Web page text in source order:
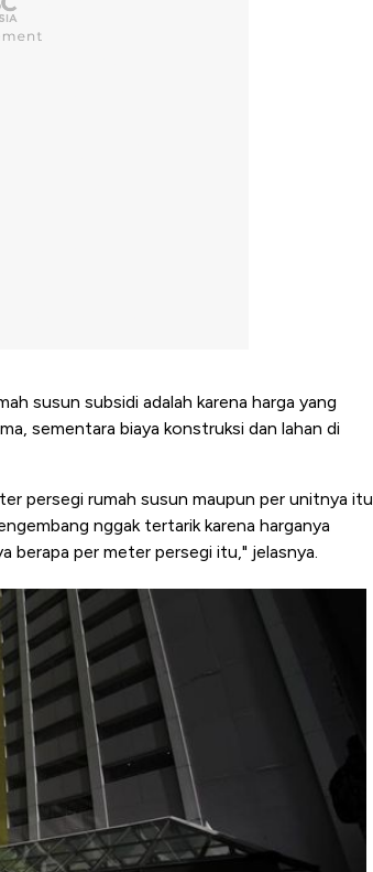
susun subsidi adalah karena harga yang
sementara biaya konstruksi dan lahan di
persegi rumah susun maupun per unitnya itu
nggak tertarik karena harganya
berapa per meter persegi itu," jelasnya.
Bukan AS, Ini 15 Pemerintah dengan
Belanja Terbesar di Dunia